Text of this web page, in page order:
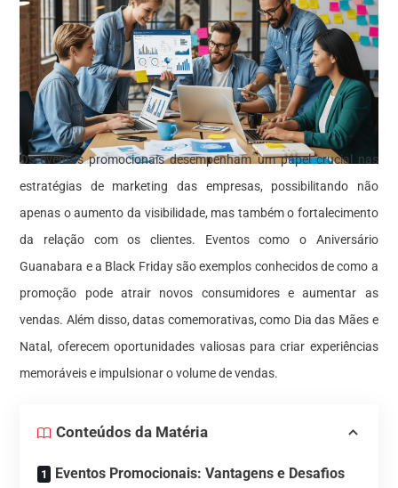
Os eventos promocionais desempenham um papel crucial nas
estratégias de marketing das empresas, possibilitando não
apenas o aumento da visibilidade, mas também o fortalecimento
da relação com os clientes. Eventos como o Aniversário
Guanabara e a Black Friday são exemplos conhecidos de como a
promoção pode atrair novos consumidores e aumentar as
vendas. Além disso, datas comemorativas, como Dia das Mães e
Natal, oferecem oportunidades valiosas para criar experiências
memoráveis e impulsionar o volume de vendas.
Conteúdos da Matéria
Eventos Promocionais: Vantagens e Desafios